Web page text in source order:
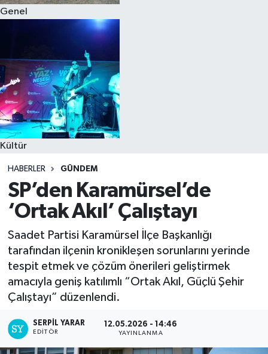
Genel
Kültür
HABERLER GÜNDEM
SP’den Karamürsel’de
‘Ortak Akıl’ Çalıştayı
Saadet Partisi Karamürsel İlçe Başkanlığı
tarafından ilçenin kronikleşen sorunlarını yerinde
tespit etmek ve çözüm önerileri geliştirmek
amacıyla geniş katılımlı “Ortak Akıl, Güçlü Şehir
Çalıştayı” düzenlendi.
SERPİL YARAR
EDITÖR
12.05.2026 - 14:46
YAYINLANMA